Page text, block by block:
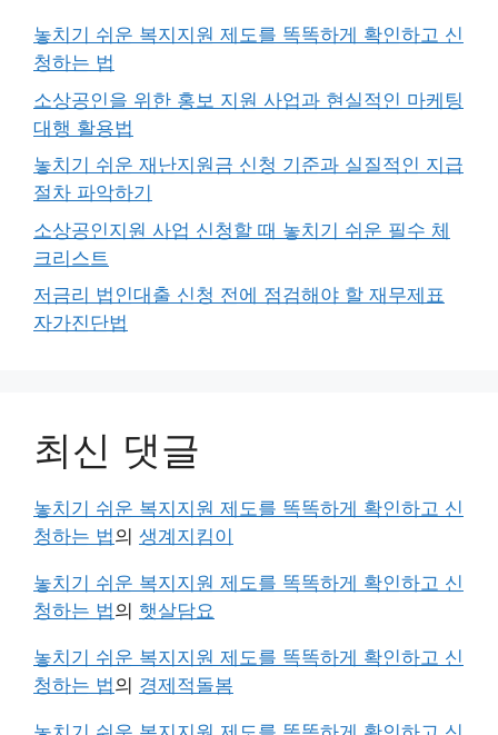
놓치기 쉬운 복지지원 제도를 똑똑하게 확인하고 신
청하는 법
소상공인을 위한 홍보 지원 사업과 현실적인 마케팅
대행 활용법
놓치기 쉬운 재난지원금 신청 기준과 실질적인 지급
절차 파악하기
소상공인지원 사업 신청할 때 놓치기 쉬운 필수 체
크리스트
저금리 법인대출 신청 전에 점검해야 할 재무제표
자가진단법
최신 댓글
놓치기 쉬운 복지지원 제도를 똑똑하게 확인하고 신
청하는 법의 생계지킴이
놓치기 쉬운 복지지원 제도를 똑똑하게 확인하고 신
청하는 법의 햇살담요
놓치기 쉬운 복지지원 제도를 똑똑하게 확인하고 신
청하는 법의 경제적돌봄